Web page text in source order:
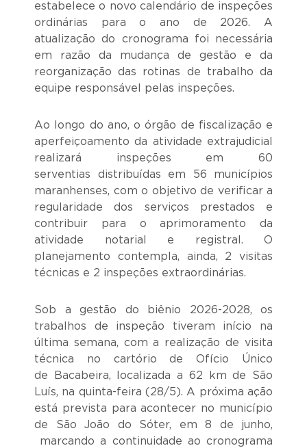
estabelece o novo calendário de inspeções
ordinárias para o ano de 2026. A
atualização do cronograma foi necessária
em razão da mudança de gestão e da
reorganização das rotinas de trabalho da
equipe responsável pelas inspeções.
Ao longo do ano, o órgão de fiscalização e
aperfeiçoamento da atividade extrajudicial
realizará inspeções em 60
serventias distribuídas em 56 municípios
maranhenses, com o objetivo de verificar a
regularidade dos serviços prestados e
contribuir para o aprimoramento da
atividade notarial e registral. O
planejamento contempla, ainda, 2 visitas
técnicas e 2 inspeções extraordinárias.
Sob a gestão do biênio 2026-2028, os
trabalhos de inspeção tiveram início na
última semana, com a realização de visita
técnica no cartório de Ofício Único
de Bacabeira, localizada a 62 km de São
Luís, na quinta-feira (28/5). A próxima ação
está prevista para acontecer no município
de São João do Sóter, em 8 de junho,
marcando a continuidade ao cronograma